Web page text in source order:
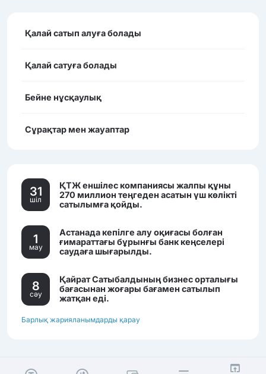
Қалай сатып алуға болады
Қалай сатуға болады
Бейне нұсқаулық
Сұрақтар мен жауаптар
31
шiл
ҚТЖ еншілес компаниясы жалпы құны
270 миллион теңгеден асатын үш көлікті
сатылымға қойды.
1
мау
Астанада кепілге алу оқиғасы болған
ғимараттағы бұрынғы банк кеңселері
саудаға шығарылды.
8
сәу
Қайрат Сатыбалдының бизнес орталығы
бағасынан жоғары бағамен сатылып
жатқан еді.
Барлық жарияланымдарды қарау